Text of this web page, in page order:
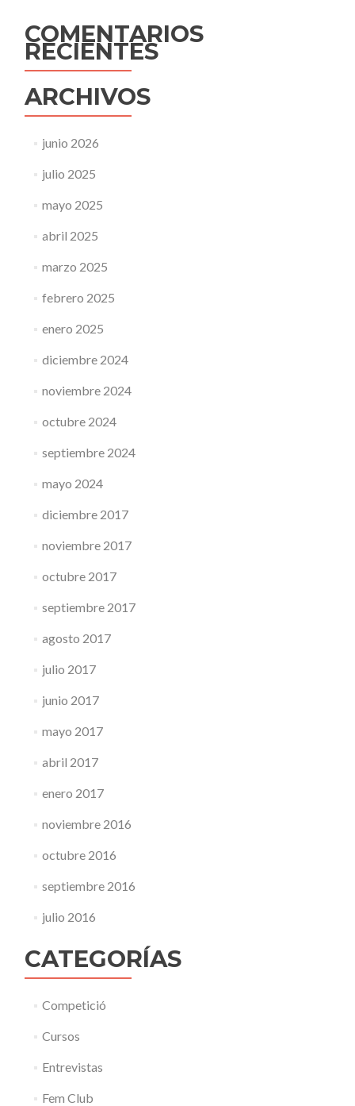
COMENTARIOS
RECIENTES
ARCHIVOS
junio 2026
julio 2025
mayo 2025
abril 2025
marzo 2025
febrero 2025
enero 2025
diciembre 2024
noviembre 2024
octubre 2024
septiembre 2024
mayo 2024
diciembre 2017
noviembre 2017
octubre 2017
septiembre 2017
agosto 2017
julio 2017
junio 2017
mayo 2017
abril 2017
enero 2017
noviembre 2016
octubre 2016
septiembre 2016
julio 2016
CATEGORÍAS
Competició
Cursos
Entrevistas
Fem Club